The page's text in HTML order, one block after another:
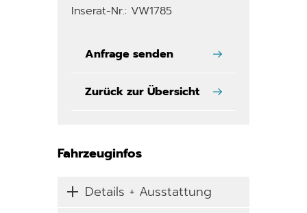
Inserat-Nr.: VW1785
Anfrage senden
Zurück zur Übersicht
Fahrzeuginfos
Details + Ausstattung